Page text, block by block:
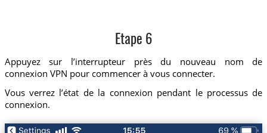
Etape 6
Appuyez sur l’interrupteur près du nouveau nom de
connexion VPN pour commencer à vous connecter.
Vous verrez l’état de la connexion pendant le processus de
connexion.